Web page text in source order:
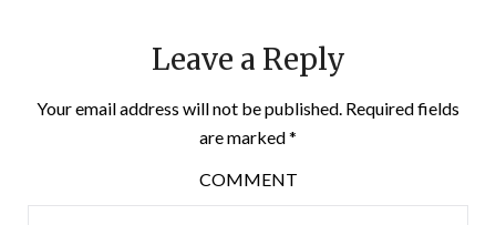
Leave a Reply
Your email address will not be published. Required fields
are marked*
COMMENT